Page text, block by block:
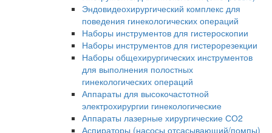
Эндовидеохирургический комплекс для
поведения гинекологических операций
Наборы инструментов для гистероскопии
Наборы инструментов для гистерорезекции
Наборы общехирургических инструментов
для выполнения полостных
гинекологических операций
Аппараты для высокочастотной
электрохирургии гинекологические
Аппараты лазерные хирургические СО2
Аспираторы (насосы отсасывающий/помпы)